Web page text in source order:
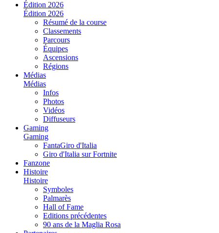
Édition 2026
Édition 2026
Résumé de la course
Classements
Parcours
Équipes
Ascensions
Régions
Médias
Médias
Infos
Photos
Vidéos
Diffuseurs
Gaming
Gaming
FantaGiro d'Italia
Giro d'Italia sur Fortnite
Fanzone
Histoire
Histoire
Symboles
Palmarès
Hall of Fame
Editions précédentes
90 ans de la Maglia Rosa